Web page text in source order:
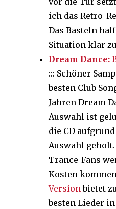
ich das Retro-
Das Basteln
Situation klar
Dream Dance:
::: Schöner
besten Club
Jahren Dream
Auswahl ist
die CD
Auswahl
Trance-Fans
Kosten
Versionbietet
besten Lieder